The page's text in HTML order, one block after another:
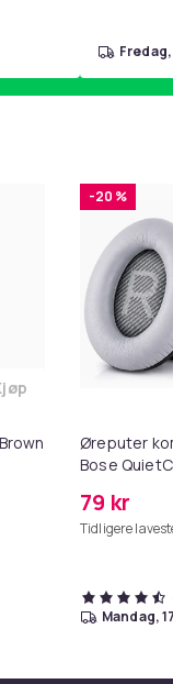
Penn – Mobil i
Toppik - 27,5g -
-20 %
Øreputer
Bose
Grå
79 kr
Tidligere
mandag,